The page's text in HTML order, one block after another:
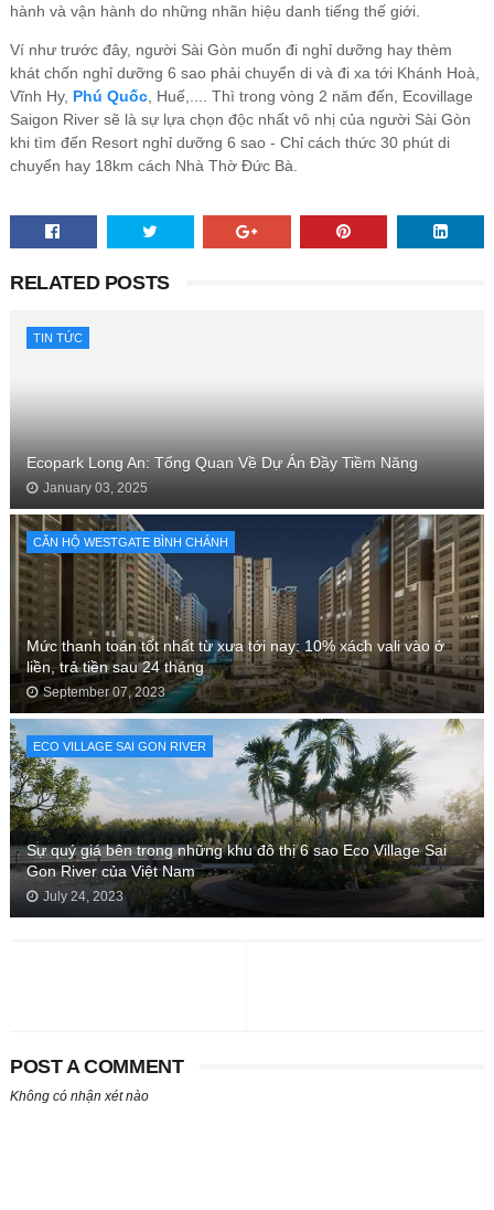
hành và vận hành do những nhãn hiệu danh tiếng thế giới.
Ví như trước đây, người Sài Gòn muốn đi nghỉ dưỡng hay thèm
khát chốn nghỉ dưỡng 6 sao phải chuyển di và đi xa tới Khánh Hoà,
Vĩnh Hy, Phú Quốc, Huế,.... Thì trong vòng 2 năm đến, Ecovillage
Saigon River sẽ là sự lựa chọn độc nhất vô nhị của người Sài Gòn
khi tìm đến Resort nghỉ dưỡng 6 sao - Chỉ cách thức 30 phút di
chuyển hay 18km cách Nhà Thờ Đức Bà.
RELATED POSTS
TIN TỨC
Ecopark Long An: Tổng Quan Về Dự Án Đầy Tiềm Năng
January 03, 2025
CĂN HỘ WESTGATE BÌNH CHÁNH
Mức thanh toán tốt nhất từ xưa tới nay: 10% xách vali vào ở
liền, trả tiền sau 24 tháng
September 07, 2023
ECO VILLAGE SAI GON RIVER
Sự quý giá bên trong những khu đô thị 6 sao Eco Village Sai
Gon River của Việt Nam
July 24, 2023
POST A COMMENT
Không có nhận xét nào